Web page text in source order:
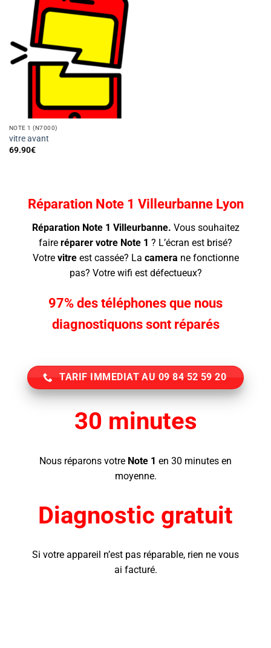
NOTE 1 (N7000)
vitre avant
69.90€
Réparation Note 1 Villeurbanne Lyon
Réparation Note 1 Villeurbanne. Vous souhaitez
faire réparer votre Note 1 ? L’écran est brisé?
Votre vitreest cassée? La camera ne fonctionne
pas? Votre wifi est défectueux?
97% des téléphones que nous
diagnostiquons sont réparés
TARIF IMMEDIAT AU 09 84 52 59 20
30 minutes
Nous réparons votre Note 1 en 30 minutes en
moyenne.
Diagnostic gratuit
Si votre appareil n’est pas réparable, rien ne vous
ai facturé.